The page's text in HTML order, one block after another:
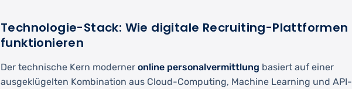
Technologie-Stack: Wie digitale Recruiting-Plattformen
funktionieren
Der technische Kern moderner online personalvermittlung basiert auf einer
ausgeklügelten Kombination aus Cloud-Computing, Machine Learning und API-